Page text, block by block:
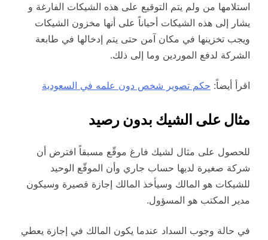
استلامها من ولم يتم التوقيع على هذه الشيكات الفارغة و
يشار إلى هذه الشيكات أحياناً على أنها مخزون الشيكات
ويجب تخزينها في مكان آمن حتى يتم إدخالها في طابعة
الشركة لدفع الموردين وما إلى ذلك.
اقرأ أيضاً: حكم تصوير شخص دون علمه في السعودية
مثال على الشيك بدون رصيد
للحصول على مثال لشيك فارغ موقّع مسبقاً افترض أن
شركة صغيرة لديها حساب جاري وأن الموقّع الوحيد
للشيكات هو المالك وسيأخذ المالك إجازة قصيرة وسيكون
مدير المكتب هو المسؤول.
في حالة وجوب السداد عندما يكون المالك في إجازة يعطي